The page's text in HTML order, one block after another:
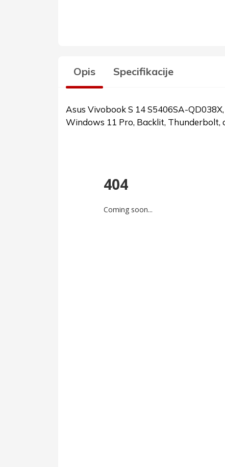
Opis Specifikacije
Asus Vivobook S 14 S5406SA-
Windows 11 Pro, Backlit, Thunderbolt,